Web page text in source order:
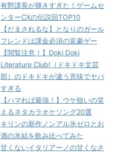
有野課長が輝きすぎた！ゲームセ
ンターCXの伝説回TOP10
【だまされるな】となりのガール
フレンドは課金必須の富豪ゲー
【閲覧注意！】Doki Doki
Literature Club!（ドキドキ文芸
部）のドキドキが違う意味でヤバ
すぎる
【ハマれば最強！】ウケ狙いの笑
えるネタカラオケソング20選
キリンの新作ノンアル氷ゼロとお
酒の氷結を飲み比べてみた
甘くないイタリアーノの甘くなさ